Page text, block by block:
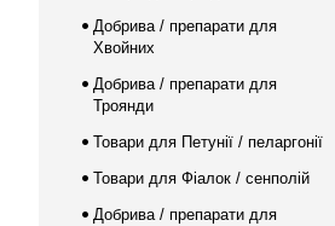
Добрива / препарати для
Хвойних
Добрива / препарати для
Троянди
Товари для Петунії / пеларгонії
Товари для Фіалок / сенполій
Добрива / препарати для